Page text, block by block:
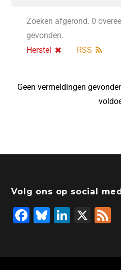
Zoeken afgerond. 0
gevonden.
Herstel
RSS
Geen vermeldingen
Volg ons op social
F
Bl
Li
X